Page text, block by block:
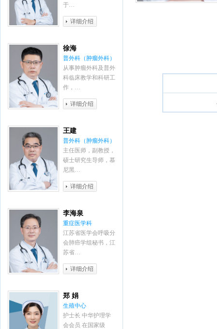
于…
详细介绍
徐海
普外科（肿瘤外科）
从事肿瘤外科及普外
科临床教学和科研工
作，…
详细介绍
王建
普外科（肿瘤外科）
主任医师，副教授，
硕士研究生导师，慕
尼黑…
详细介绍
李海泉
重症医学科
江苏省医学会呼吸分
会肺癌学组秘书，江
苏省…
详细介绍
郑 娟
生殖中心
护士长 中华护理学
会会员 在国家级